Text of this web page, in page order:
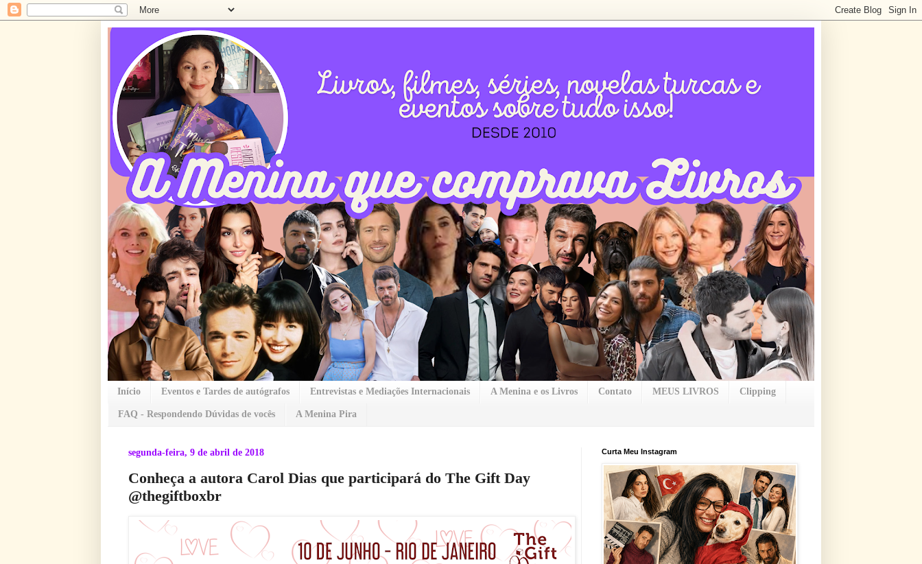
Início Eventos e Tardes de autógrafos Entrevistas e Mediações Internacionais A Menina e os Livros Contato MEUS LIVROS Clipping
FAQ - Respondendo Dúvidas de vocês A Menina Pira
segunda-feira, 9 de abril de 2018
Conheça a autora Carol Dias que participará do The Gift Day
@thegiftboxbr
Curta Meu Instagram